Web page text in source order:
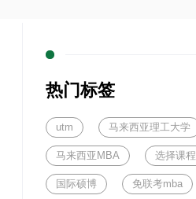
热门标签
utm 马来西亚理工大学
马来西亚MBA 选择课程
国际硕博 免联考mba